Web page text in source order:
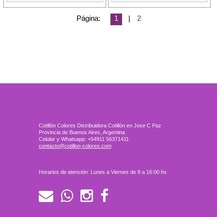
Página: 1 | 2
Cotillón Colores Distribuidora Cotillón en Jose C Paz
Provincia de Buenos Aires, Argentina
Celular y Whatsapp: +54911 56371411
contacto@cotillon-colores.com
Horarios de atención: Lunes a Viernes de 8 a 16:00 hs